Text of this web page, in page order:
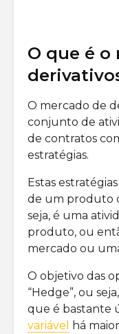
O que é o
O mercado de
conjunto de
de contratos
estratégias.
Estas
de um produto
seja, é uma
produto, ou
mercado ou
O objetivo das
“Hedge”, ou
que é bastante
variável
há